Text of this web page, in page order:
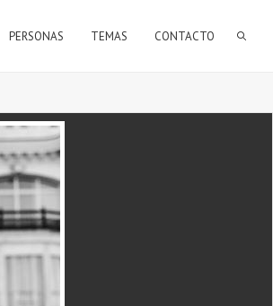
PERSONAS TEMAS CONTACTO
DE BÚSQUEDA